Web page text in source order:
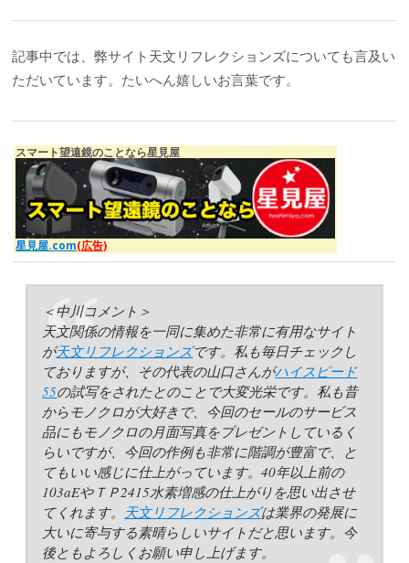
記事中では、弊サイト天文リフレクションズについても言及い
ただいています。たいへん嬉しいお言葉です。
スマート望遠鏡のことなら星見屋
星見屋.com(広告)
＜中川コメント＞
天文関係の情報を一同に集めた非常に有用なサイト
が天文リフレクションズです。私も毎日チェックし
ておりますが、その代表の山口さんがハイスピード
55の試写をされたとのことで大変光栄です。私も昔
からモノクロが大好きで、今回のセールのサービス
品にもモノクロの月面写真をプレゼントしているく
らいですが、今回の作例も非常に階調が豊富で、と
てもいい感じに仕上がっています。40年以上前の
103aEやＴＰ2415水素増感の仕上がりを思い出させ
てくれます。 天文リフレクションズは業界の発展に
大いに寄与する素晴らしいサイトだと思います。今
後ともよろしくお願い申し上げます。